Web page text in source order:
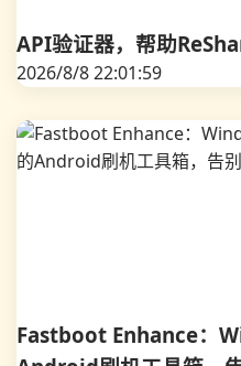
API验证器，帮助
2026/8/8 22:01:59
Fastboot Enhance：